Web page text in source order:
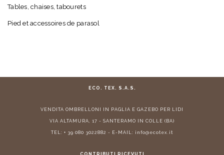
Tables, chaises, tabourets
Pied et accessoires de parasol
ECO. TEX. S.A.S.
VENDITA OMBRELLONI IN PAGLIA E GAZEBO PER LIDI
VIA ALTAMURA, 17 - SANTERAMO IN COLLE (BA)
TEL: + 39 080 3022882 - E-MAIL: info@ecotex.it